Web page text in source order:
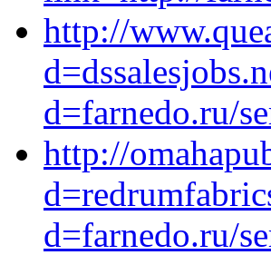
http://
d=farnedo.ru/
http://
d=farnedo.ru/